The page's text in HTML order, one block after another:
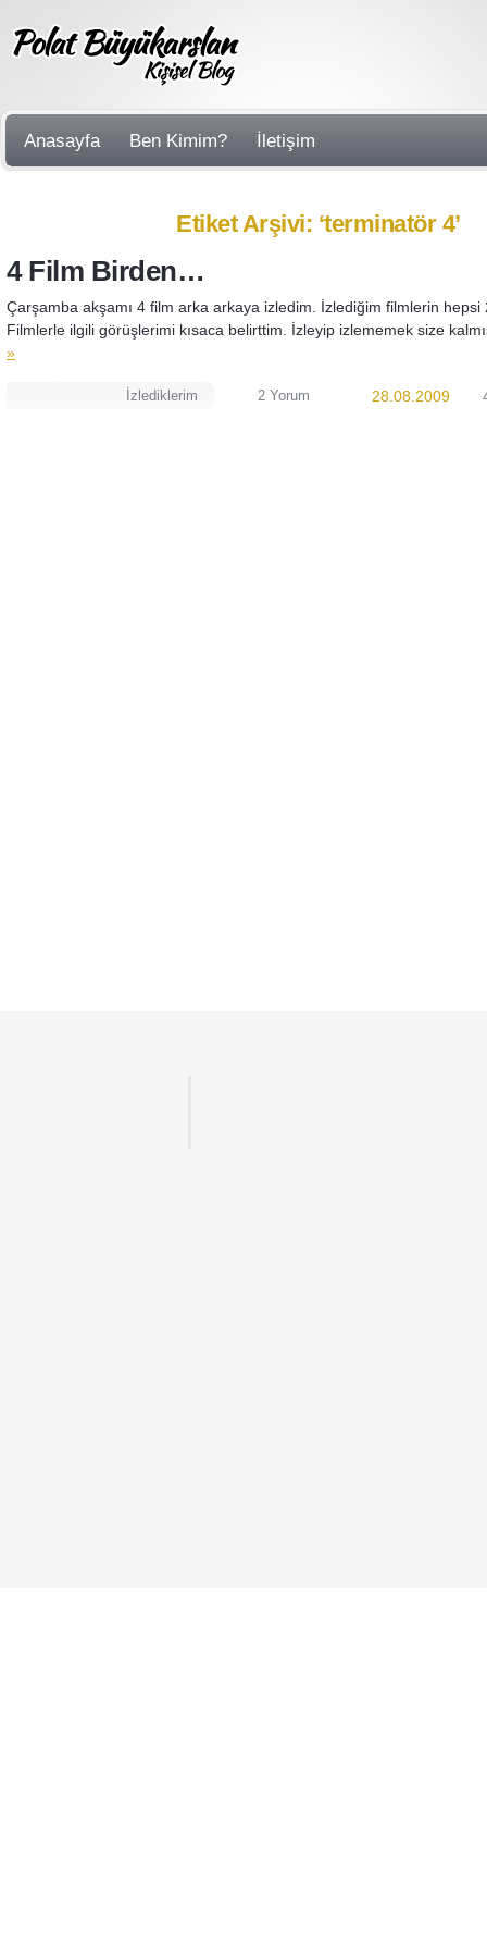
Anasayfa Ben Kimim? İletişim
Etiket Arşivi: ‘terminatör 4’
4 Film Birden…
Çarşamba akşamı 4 film arka arkaya izledim. İzlediğim filmlerin hepsi
Filmlerle ilgili görüşlerimi kısaca belirttim. İzleyip izlememek size
»
İzlediklerim 2 Yorum 28.08.2009